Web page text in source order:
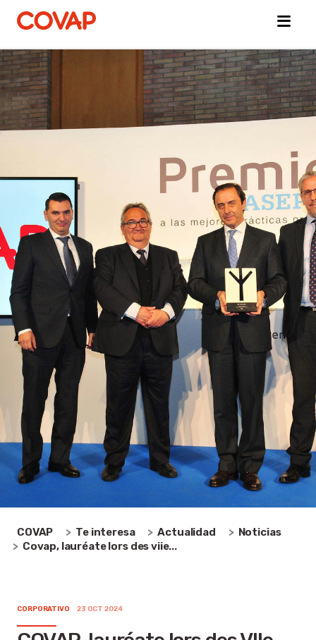
Búsquedas
sugeridas
électronique
sommes-
nous ?
Bien-
être
animal
COVAP Te interesa Actualidad
Noticias
Covap, lauréate lors des viie...
CORPORATIVO 23 OCT 2024